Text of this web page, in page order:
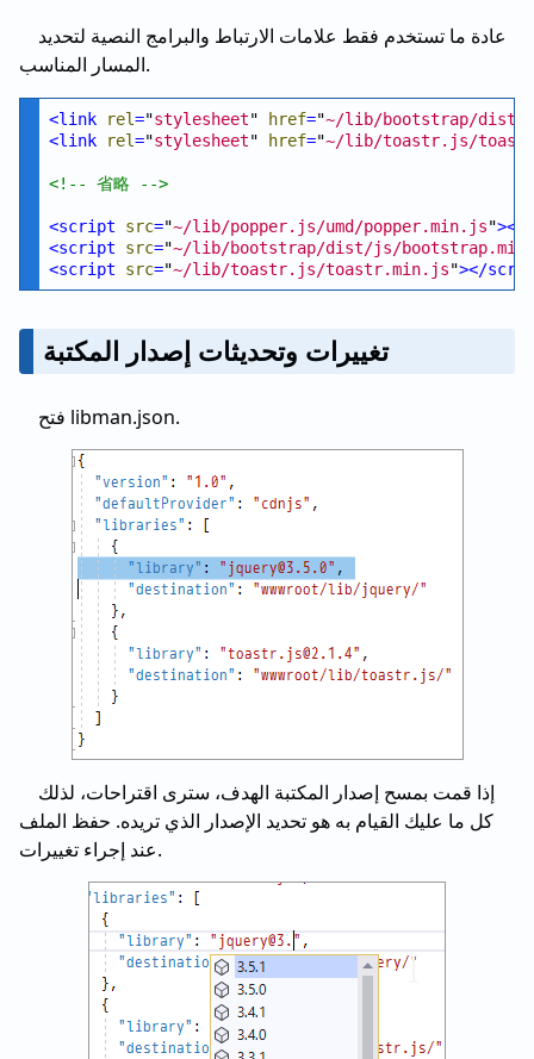
عادة ما تستخدم فقط علامات الارتباط والبرامج النصية لتحديد
المسار المناسب.
<link rel="stylesheet" href="~/lib/bootstrap/dist/
<link rel="stylesheet" href="~/lib/toastr.js/
<!-- 省略 -->
<script src="~/lib/popper.js/umd/popper.min.js"></
<script src="~/lib/bootstrap/dist/js/
<script src="~/lib/toastr.js/toastr.min.js"></
تغييرات وتحديثات إصدار المكتبة
فتح libman.json.
إذا قمت بمسح إصدار المكتبة الهدف، سترى اقتراحات، لذلك
كل ما عليك القيام به هو تحديد الإصدار الذي تريده. حفظ الملف
عند إجراء تغييرات.